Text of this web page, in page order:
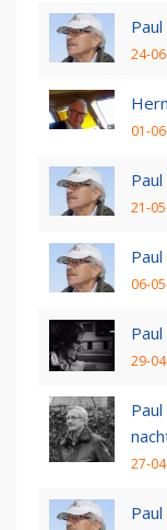
24-
01-
21-
06-
29-
27-